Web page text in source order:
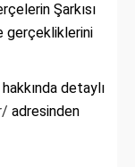
Şarkısı
gerçekliklerini
detaylı
adresinden